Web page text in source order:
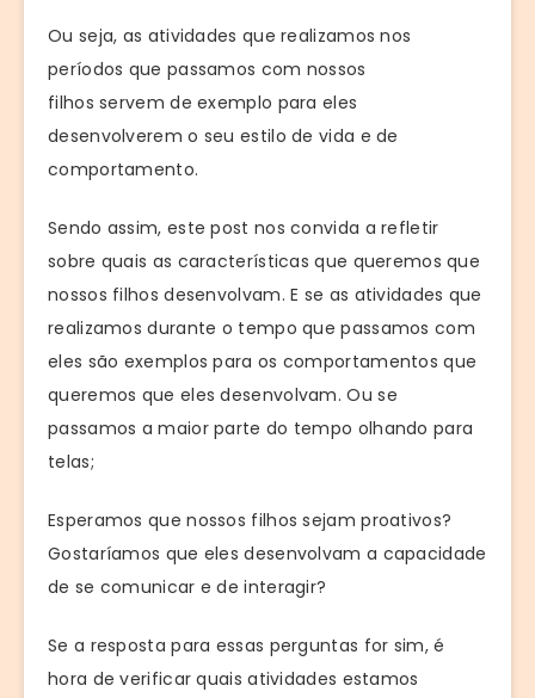
Ou seja, as atividades que realizamos nos
períodos que passamos com nossos
filhos servem de exemplo para eles
desenvolverem o seu estilo de vida e de
comportamento.
Sendo assim, este post nos convida a refletir
sobre quais as características que queremos que
nossos filhos desenvolvam. E se as atividades que
realizamos durante o tempo que passamos com
eles são exemplos para os comportamentos que
queremos que eles desenvolvam. Ou se
passamos a maior parte do tempo olhando para
telas;
Esperamos que nossos filhos sejam proativos?
Gostaríamos que eles desenvolvam a capacidade
de se comunicar e de interagir?
Se a resposta para essas perguntas for sim, é
hora de verificar quais atividades estamos